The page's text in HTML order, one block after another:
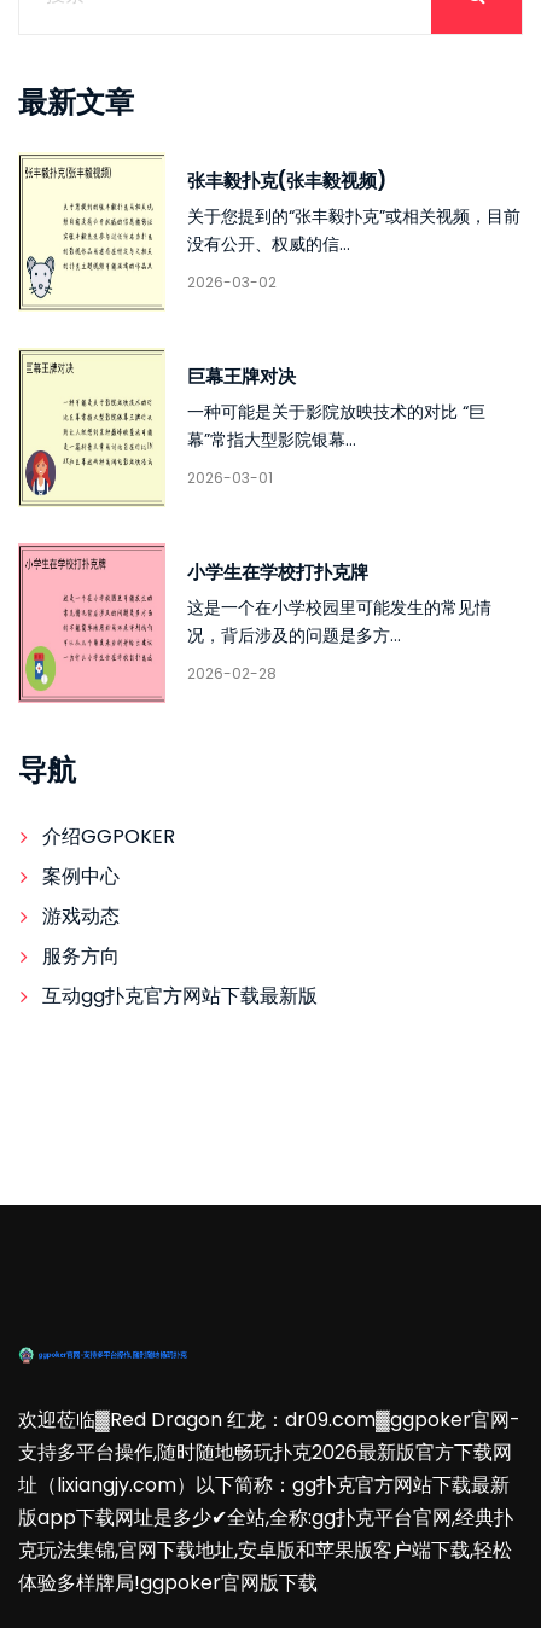
最新文章
张丰毅扑克(张丰毅视频)
关于您提到的“张丰毅扑克”或相关视频，目前
没有公开、权威的信...
2026-03-02
巨幕王牌对决
一种可能是关于影院放映技术的对比 “巨
幕”常指大型影院银幕...
2026-03-01
小学生在学校打扑克牌
这是一个在小学校园里可能发生的常见情
况，背后涉及的问题是多方...
2026-02-28
导航
介绍GGPOKER
案例中心
游戏动态
服务方向
互动gg扑克官方网站下载最新版
欢迎莅临▓Red Dragon 红龙：dr09.com▓ggpoker官网-
支持多平台操作,随时随地畅玩扑克2026最新版官方下载网
址（lixiangjy.com）以下简称：gg扑克官方网站下载最新
版app下载网址是多少✔全站,全称:gg扑克平台官网,经典扑
克玩法集锦,官网下载地址,安卓版和苹果版客户端下载,轻松
体验多样牌局!ggpoker官网版下载